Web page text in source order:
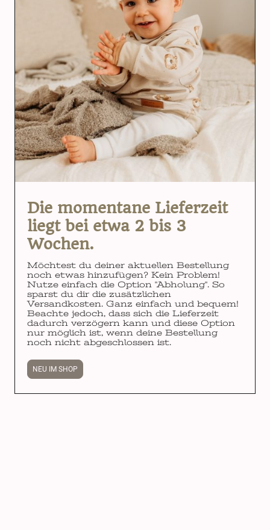
Die momentane Lieferzeit
liegt bei etwa 2 bis 3
Wochen.
Möchtest du deiner aktuellen Bestellung
noch etwas hinzufügen? Kein Problem!
Nutze einfach die Option "Abholung". So
sparst du dir die zusätzlichen
Versandkosten. Ganz einfach und bequem!
Beachte jedoch, dass sich die Lieferzeit
dadurch verzögern kann und diese Option
nur möglich ist, wenn deine Bestellung
noch nicht abgeschlossen ist.
NEU IM SHOP